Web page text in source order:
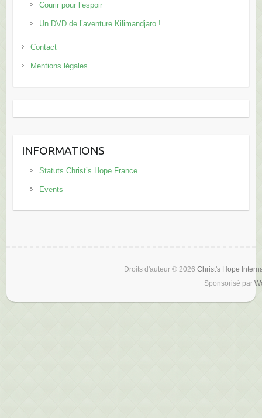
Courir pour l’espoir
Un DVD de l’aventure Kilimandjaro !
Contact
Mentions légales
INFORMATIONS
Statuts Christ’s Hope France
Events
Droits d'auteur © 2026 Christ's Hope
Sponsorisé par